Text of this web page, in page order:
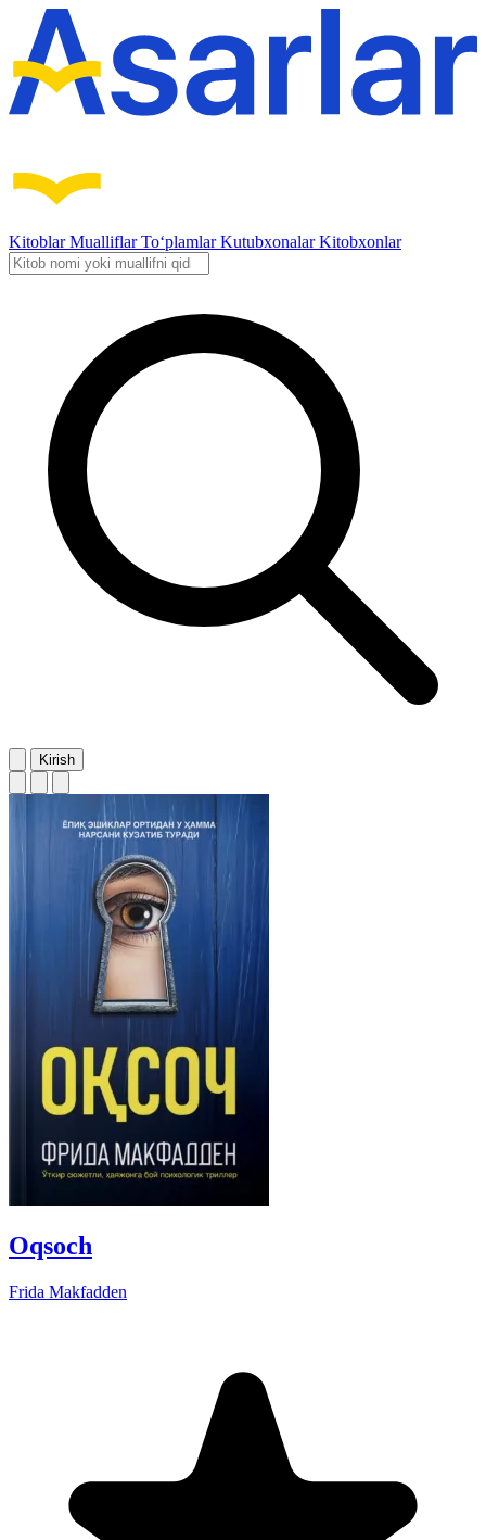
KitoblarMualliflarTo‘plamlarKutubxonalarKitobxonlar
Kirish
Oqsoch
Frida Makfadden